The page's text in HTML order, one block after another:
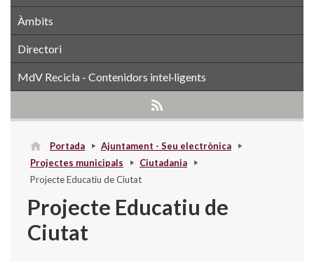
Àmbits
Directori
MdV Recicla - Contenidors intel·ligents
Portada
Ajuntament - Seu electrònica
Projectes municipals
Ciutadania
Projecte Educatiu de Ciutat
Projecte Educatiu de
Ciutat